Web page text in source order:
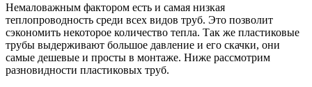
Немаловажным фактором есть и самая низкая
теплопроводность среди всех видов труб. Это позволит
сэкономить некоторое количество тепла. Так же пластиковые
трубы выдерживают большое давление и его скачки, они
самые дешевые и просты в монтаже. Ниже рассмотрим
разновидности пластиковых труб.